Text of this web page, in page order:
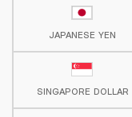
JAPANESE YEN
SINGAPORE DOLLAR
JAPANESE YEN
SINGAPORE DOLLAR